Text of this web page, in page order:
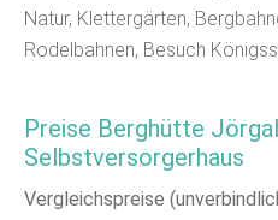
Natur, Klettergärten,
Rodelbahnen, Besuch
Preise Berghütte
Selbstversorgerhaus
Vergleichspreise